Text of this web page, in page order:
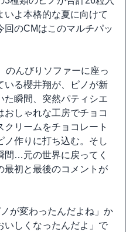
いよ本格的な夏に向けて
回のCMはこのマルチパッ
のんびりソファーに座っ
いる櫻井翔が、ピノが新
た瞬間、突然パティシエ
しゃれな工房でチョコ
リームをチョコレート
ノ作りに打ち込む。そし
間…元の世界に戻ってく
最初と最後のコメントが
が変わったんだよね」か
いしくなったんだよ」で